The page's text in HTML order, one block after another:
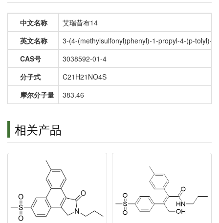
中文名称
艾瑞昔布14
英文名称
3-(4-(methylsulfonyl)phenyl)-1-propyl-4-(p-tolyl)-
CAS号
3038592-01-4
分子式
C21H21NO4S
摩尔分子量
383.46
相关产品